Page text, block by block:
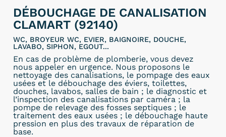
DÉBOUCHAGE DE CANALISATION
CLAMART (92140)
WC, BROYEUR WC, EVIER, BAIGNOIRE, DOUCHE,
LAVABO, SIPHON, EGOUT...
En cas de problème de plomberie, vous devez
nous appeler en urgence. Nous proposons le
nettoyage des canalisations, le pompage des eaux
usées et le débouchage des éviers, toilettes,
douches, lavabos, salles de bain ; le diagnostic et
l’inspection des canalisations par caméra ; la
pompe de relevage des fosses septiques ; le
traitement des eaux usées ; le débouchage haute
pression en plus des travaux de réparation de
base.